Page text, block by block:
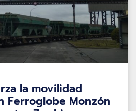
la movilidad
Ferroglobe Monzón